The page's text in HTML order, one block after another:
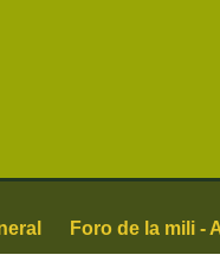
Foro de la mili -